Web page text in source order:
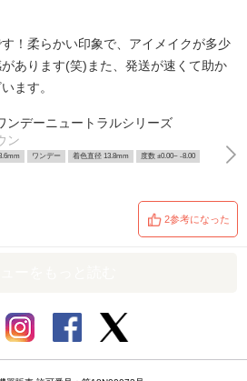
！柔らかい印象で、アイメイクが多少
あります(笑)また、発送が速くて助か
ます。
ンデーニュートラルシリーズ
ン
ワンデー 着色直径 13.8mm 度数 ±0.00~ -8.00
2参考になった